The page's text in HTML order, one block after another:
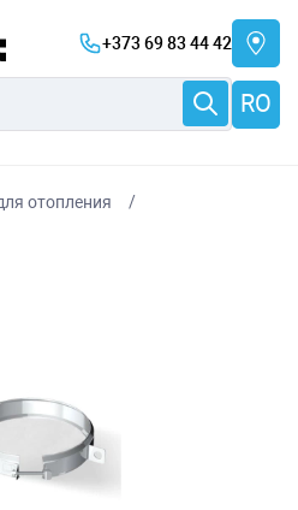
+373 69 83 44 42
RO
отопления